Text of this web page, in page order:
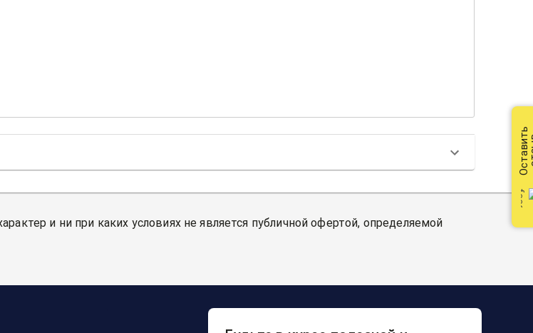
и ни при каких условиях не является публичной офертой, определяемой
Оставить